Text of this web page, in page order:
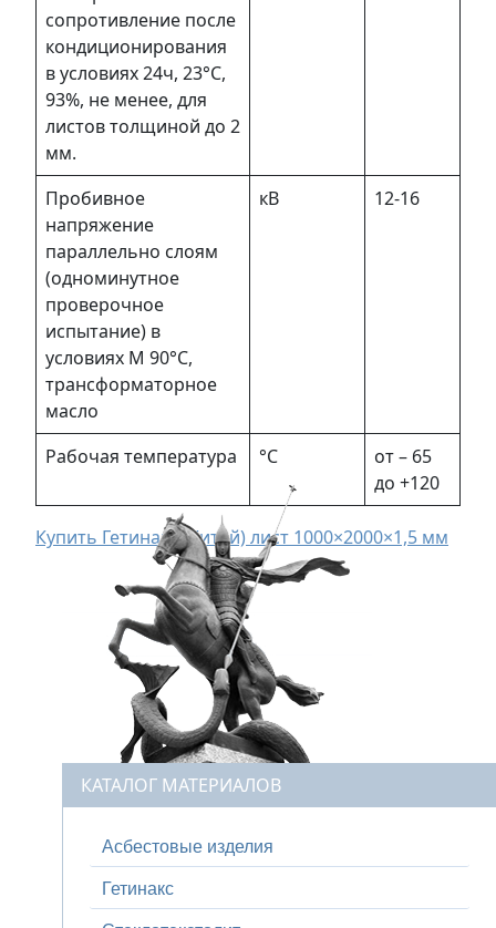
сопротивление после
кондиционирования
в условиях 24ч, 23°С,
93%, не менее, для
листов толщиной до 2
мм.
Пробивное
напряжение
параллельно слоям
(одноминутное
проверочное
испытание) в
условиях М 90°С,
трансформаторное
масло
кВ 12-16
Рабочая температура °С
от – 65
до +120
Купить Гетинакс (Китай) лист 1000×2000×1,5 мм
КАТАЛОГ МАТЕРИАЛОВ
Асбестовые изделия
Гетинакс